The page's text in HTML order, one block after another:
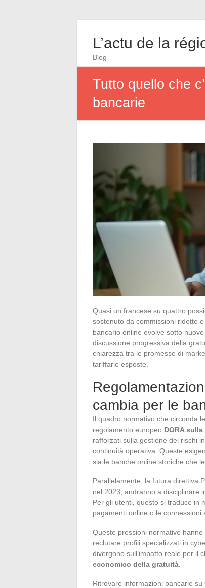
L’actu de la
Blog
Tutto quello che
bancarie
Quasi un francese su quattro
sostenuto da commissioni ridotte
bancario online evolve sotto
discussione progressiva della
chiarezza tra le promesse di
tariffarie esposte.
cambia per le
Il quadro normativo che circonda
regolamento europeo DORA
rafforzati sulla gestione dei rischi
continuità operativa. Queste
sia le banche online storiche che
Parallelamente, la futura direttiva
nel 2023, andranno a disciplinare
Per gli utenti, questo si traduce in
pagamenti online o le connessioni
Queste pressioni normative
reclutare profili specializzati in
divergono sull’impatto reale per il
economico della gratuità
Ritrovare informazioni bancarie